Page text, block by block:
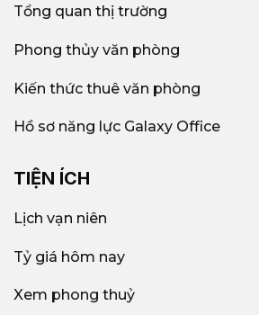
Tổng quan thị trường
Phong thủy văn phòng
Kiến thức thuê văn phòng
Hồ sơ năng lực Galaxy Office
TIỆN ÍCH
Lịch vạn niên
Tỷ giá hôm nay
Xem phong thuỷ